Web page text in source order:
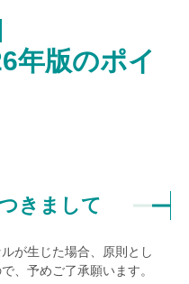
年版のポイ
きまして
が生じた場合、原則とし
、予めご了承願います。